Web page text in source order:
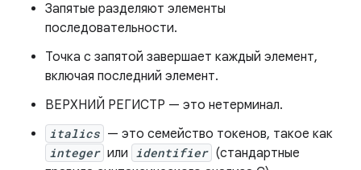
Запятые разделяют элементы
последовательности.
Точка с запятой завершает каждый элемент,
включая последний элемент.
ВЕРХНИЙ РЕГИСТР — это нетерминал.
italics — это семейство токенов, такое как
integer или identifier (стандартные